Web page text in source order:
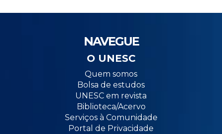
NAVEGUE
O UNESC
Quem somos
Bolsa de estudos
UNESC em revista
Biblioteca/Acervo
Serviços à Comunidade
Portal de Privacidade